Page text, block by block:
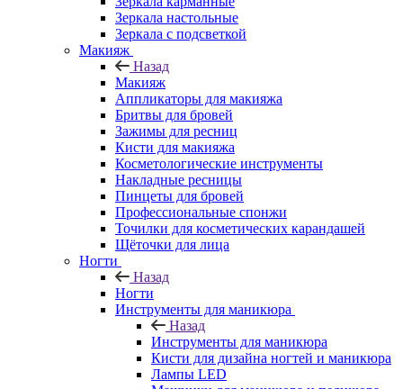
Зеркала настольные
Зеркала с подсветкой
Макияж
Назад
Макияж
Аппликаторы для макияжа
Бритвы для бровей
Зажимы для ресниц
Кисти для макияжа
Косметологические инструменты
Накладные ресницы
Пинцеты для бровей
Профессиональные спонжи
Точилки для косметических карандашей
Щёточки для лица
Ногти
Назад
Ногти
Инструменты для маникюра
Назад
Инструменты для маникюра
Кисти для дизайна ногтей и маникюра
Лампы LED